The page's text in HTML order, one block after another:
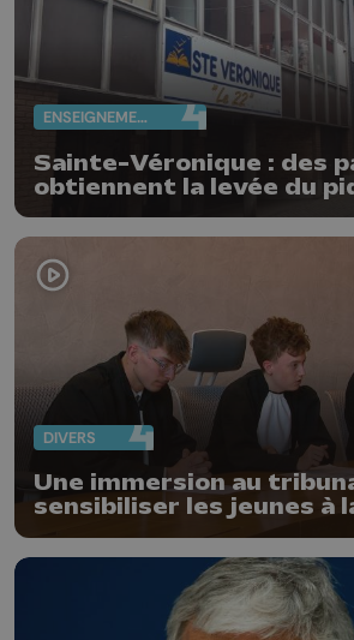
ENSEIGNEMENT
Sainte-Véronique : des
obtiennent la levée du
grève
DIVERS
Une immersion au
sensibiliser les jeunes à